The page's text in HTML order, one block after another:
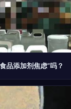
品添加剂焦虑”吗？